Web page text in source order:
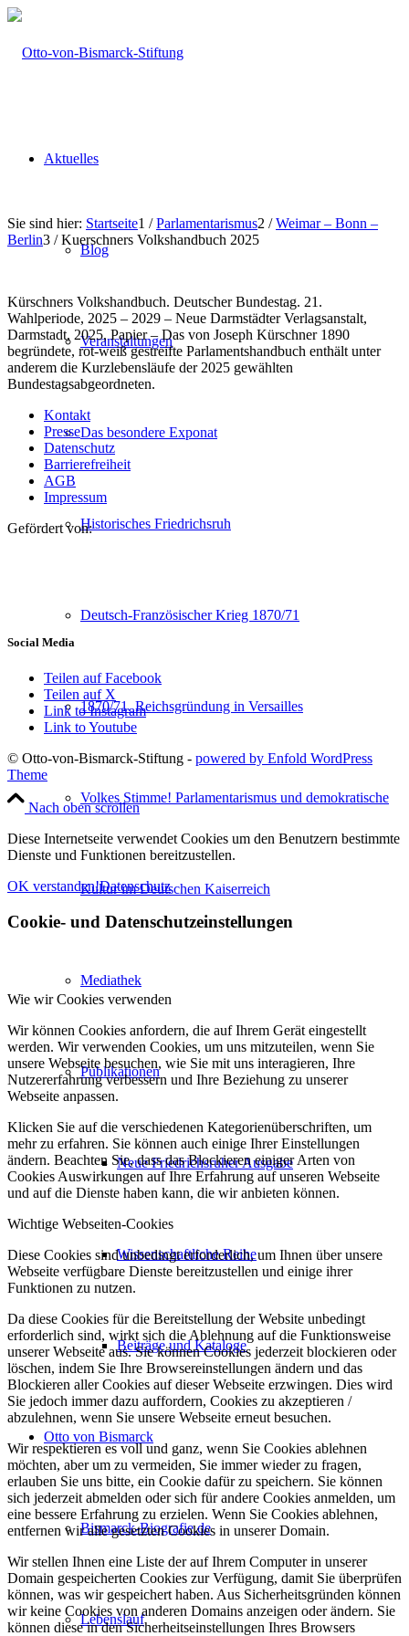
Aktuelles
Blog
Veranstaltungen
Das besondere Exponat
Historisches Friedrichsruh
Deutsch-Französischer Krieg 1870/71
1870/71. Reichsgründung in Versailles
Volkes Stimme! Parlamentarismus und demokratische
Kultur im Deutschen Kaiserreich
Mediathek
Publikationen
Neue Friedrichsruher Ausgabe
Wissenschaftliche Reihe
Beiträge und Kataloge
Otto von Bismarck
Bismarck-Biografie.de
Lebenslauf
Sie sind hier: Startseite1 / Parlamentarismus2 / Weimar – Bonn –
Berlin3 / Kuerschners Volkshandbuch 2025
Kürschners Volkshandbuch. Deutscher Bundestag. 21.
Wahlperiode, 2025 – 2029 – Neue Darmstädter Verlagsanstalt,
Darmstadt, 2025, Papier – Das von Joseph Kürschner 1890
begründete, rot-weiß gestreifte Parlamentshandbuch enthält unter
anderem die Kurzlebensläufe der 2025 gewählten
Bundestagsabgeordneten.
Kontakt
Presse
Datenschutz
Barrierefreiheit
AGB
Impressum
Gefördert von:
Social Media
Teilen auf Facebook
Teilen auf X
Link to Instagram
Link to Youtube
© Otto-von-Bismarck-Stiftung - powered by Enfold WordPress
Theme
Nach oben scrollen
Diese Internetseite verwendet Cookies um den Benutzern bestimmte
Dienste und Funktionen bereitzustellen.
OK verstanden!Datenschutz
Cookie- und Datenschutzeinstellungen
Wie wir Cookies verwenden
Wir können Cookies anfordern, die auf Ihrem Gerät eingestellt
werden. Wir verwenden Cookies, um uns mitzuteilen, wenn Sie
unsere Webseite besuchen, wie Sie mit uns interagieren, Ihre
Nutzererfahrung verbessern und Ihre Beziehung zu unserer
Webseite anpassen.
Klicken Sie auf die verschiedenen Kategorienüberschriften, um
mehr zu erfahren. Sie können auch einige Ihrer Einstellungen
ändern. Beachten Sie, dass das Blockieren einiger Arten von
Cookies Auswirkungen auf Ihre Erfahrung auf unseren Webseite
und auf die Dienste haben kann, die wir anbieten können.
Wichtige Webseiten-Cookies
Diese Cookies sind unbedingt erforderlich, um Ihnen über unsere
Webseite verfügbare Dienste bereitzustellen und einige ihrer
Funktionen zu nutzen.
Da diese Cookies für die Bereitstellung der Website unbedingt
erforderlich sind, wirkt sich die Ablehnung auf die Funktionsweise
unserer Webseite aus. Sie können Cookies jederzeit blockieren oder
löschen, indem Sie Ihre Browsereinstellungen ändern und das
Blockieren aller Cookies auf dieser Webseite erzwingen. Dies wird
Sie jedoch immer dazu auffordern, Cookies zu akzeptieren /
abzulehnen, wenn Sie unsere Webseite erneut besuchen.
Wir respektieren es voll und ganz, wenn Sie Cookies ablehnen
möchten, aber um zu vermeiden, Sie immer wieder zu fragen,
erlauben Sie uns bitte, ein Cookie dafür zu speichern. Sie können
sich jederzeit abmelden oder sich für andere Cookies anmelden, um
eine bessere Erfahrung zu erzielen. Wenn Sie Cookies ablehnen,
entfernen wir alle gesetzten Cookies in unserer Domain.
Wir stellen Ihnen eine Liste der auf Ihrem Computer in unserer
Domain gespeicherten Cookies zur Verfügung, damit Sie überprüfen
können, was wir gespeichert haben. Aus Sicherheitsgründen können
wir keine Cookies von anderen Domains anzeigen oder ändern. Sie
können diese in den Sicherheitseinstellungen Ihres Browsers